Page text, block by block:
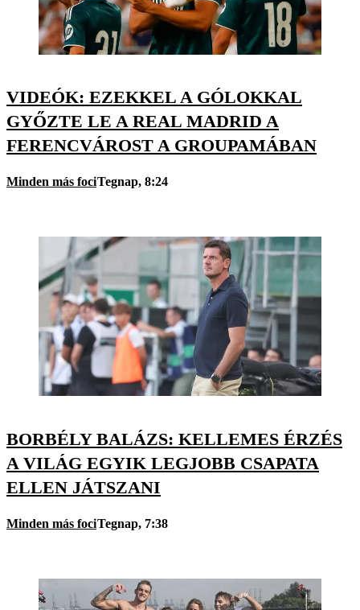
VIDEÓK: EZEKKEL A GÓLOKKAL
GYŐZTE LE A REAL MADRID A
FERENCVÁROST A GROUPAMÁBAN
Minden más fociTegnap, 8:24
BORBÉLY BALÁZS: KELLEMES ÉRZÉS
A VILÁG EGYIK LEGJOBB CSAPATA
ELLEN JÁTSZANI
Minden más fociTegnap, 7:38